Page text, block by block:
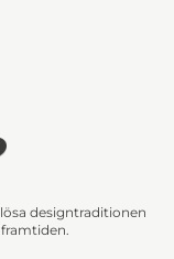
designtraditionen